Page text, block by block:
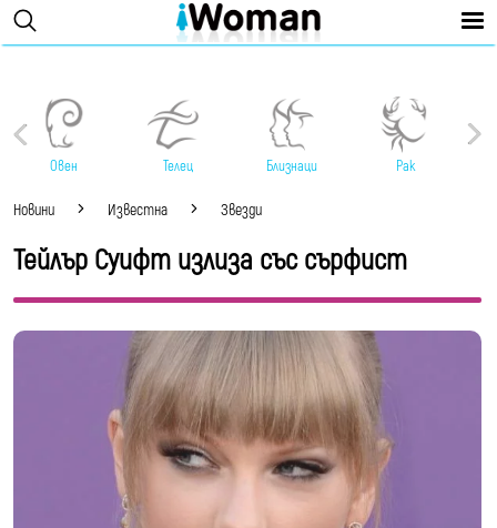
Овен Телец Близнаци Рак
Новини Известна Звезди
Тейлър Суифт излиза със сърфист